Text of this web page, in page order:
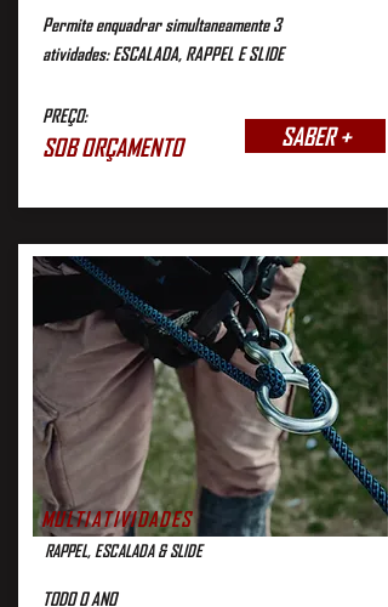
Permite enquadrar simultaneamente 3
atividades: ESCALADA, RAPPEL E SLIDE
PREÇO:
SOB ORÇAMENTO SABER +
MULTIATIVIDADES
RAPPEL, ESCALADA & SLIDE
TODO O ANO